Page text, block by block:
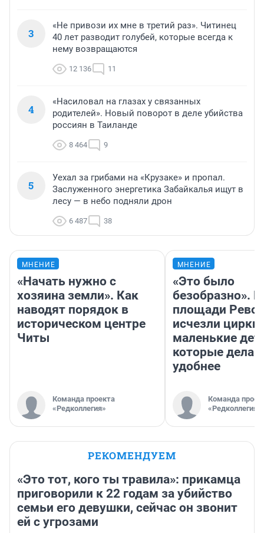
3
«Не привози их мне в третий раз». Читинец
40 лет разводит голубей, которые всегда к
нему возвращаются
12 136 11
4
«Насиловал на глазах у связанных
родителей». Новый поворот в деле убийства
россиян в Таиланде
8 464 9
5
Уехал за грибами на «Крузаке» и пропал.
Заслуженного энергетика Забайкалья ищут в
лесу — в небо подняли дрон
6 487 38
МНЕНИЕ
«Начать нужно с
хозяина земли». Как
наводят порядок в
историческом центре
Читы
Команда проекта
«Редколлегия»
МНЕНИЕ
«Это было
безобразно».
площади
исчезли цирки
маленькие
которые
удобнее
Команда
«Редколлегия»
РЕКОМЕНДУЕМ
«Это тот, кого ты травила»: прикамца
приговорили к 22 годам за убийство
семьи его девушки, сейчас он звонит
ей с угрозами